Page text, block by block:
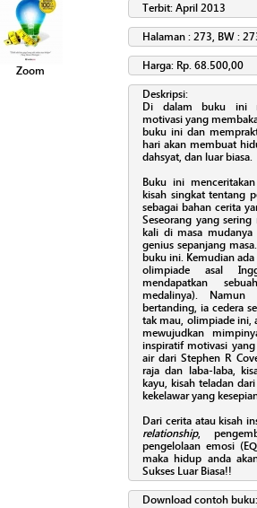
Zoom
Terbit: April 2013
Halaman : 273, BW :
Harga: Rp. 68.500,00
Deskripsi:
Di dalam buku ini
motivasi yang
buku ini dan
hari akan membuat
dahsyat, dan luar biasa.
Buku ini
kisah singkat tentang
sebagai bahan cerita
Seseorang yang
kali di masa mudanya
genius sepanjang
buku ini. Kemudian
olimpiade asal
mendapatkan
medalinya). Namun
bertanding, ia cedera
tak mau, olimpiade ini,
mewujudkan
inspiratif motivasi
air dari Stephen R
raja dan laba-laba,
kayu, kisah teladan
kekelawar yang
Dari cerita atau kisah
relationship,
pengelolaan emosi
maka hidup anda
Sukses Luar Biasa!!
Download contoh